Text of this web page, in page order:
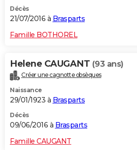
Décès
21/07/2016 à Brasparts
Famille BOTHOREL
Helene CAUGANT (93 ans)
Créer une cagnotte obsèques
Naissance
29/01/1923 à Brasparts
Décès
09/06/2016 à Brasparts
Famille CAUGANT